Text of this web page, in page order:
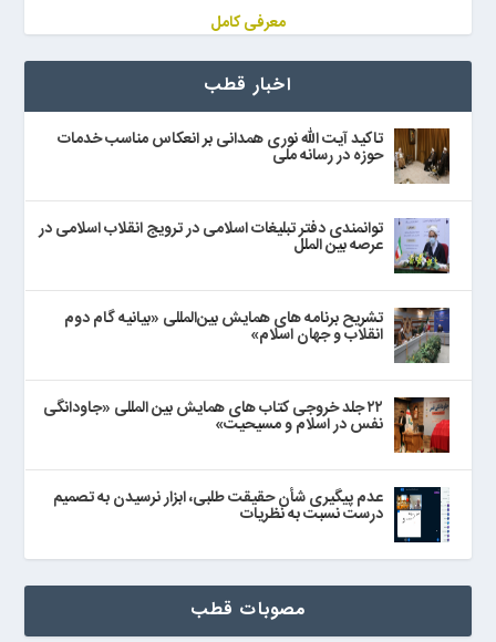
معرفی کامل
اخبار قطب
تاکید آیت الله نوری همدانی بر انعکاس مناسب خدمات
حوزه در رسانه ملی
توانمندی دفتر تبلیغات اسلامی در ترویج انقلاب اسلامی در
عرصه بین الملل
تشریح برنامه های همایش بین‌المللی «بیانیه گام دوم
انقلاب و جهان اسلام»
۲۲ جلد خروجی کتاب های همایش بین المللی «جاودانگی
نفس در اسلام و مسیحیت»
عدم پیگیری شأن حقیقت طلبی، ابزار نرسیدن به تصمیم
درست نسبت به نظریات
مصوبات قطب